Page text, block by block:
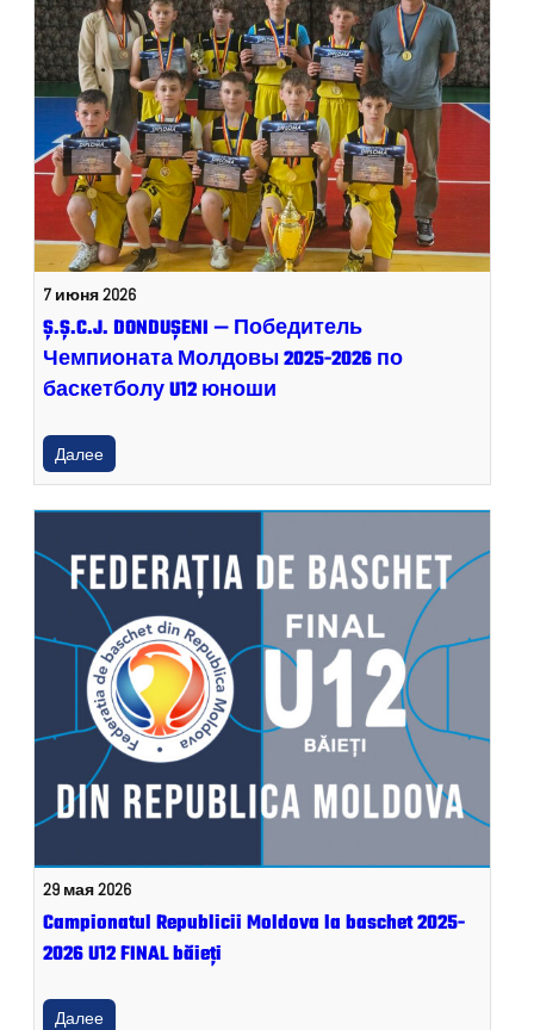
7 июня 2026
Ș.Ș.C.J. DONDUȘENI — Победитель
Чемпионата Молдовы 2025-2026 по
баскетболу U12 юноши
Далее
29 мая 2026
Campionatul Republicii Moldova la baschet 2025-
2026 U12 FINAL băieți
Далее